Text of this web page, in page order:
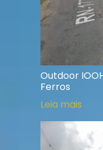
Outdoor
Ferros
Leia mais